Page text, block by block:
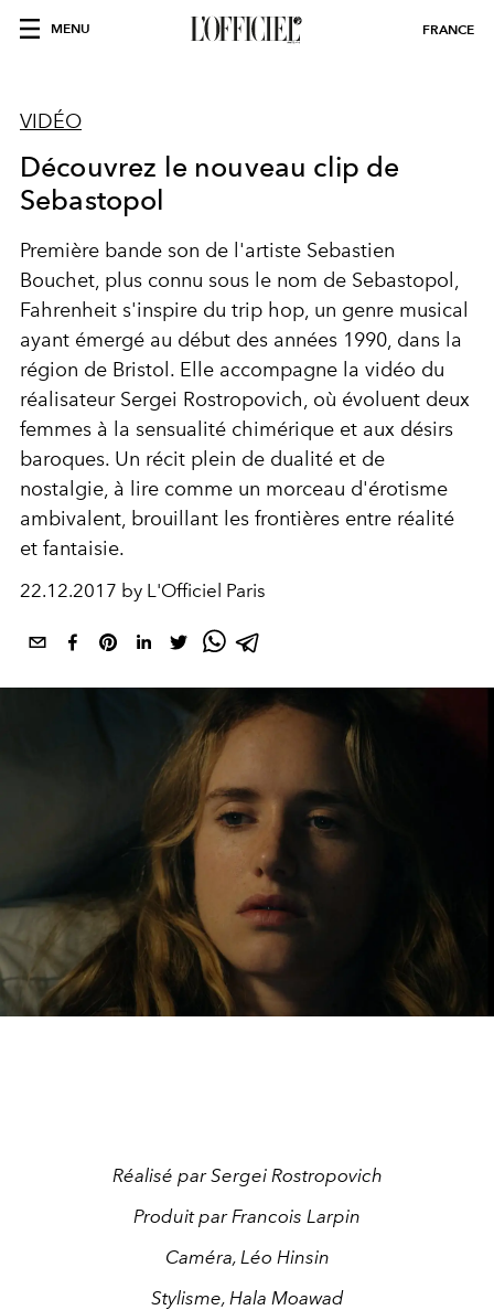
MENU FRANCE
VIDÉO
Découvrez le nouveau clip de
Sebastopol
Première bande son de l'artiste Sebastien
Bouchet, plus connu sous le nom de Sebastopol,
Fahrenheit s'inspire du trip hop, un genre musical
ayant émergé au début des années 1990, dans la
région de Bristol. Elle accompagne la vidéo du
réalisateur Sergei Rostropovich, où évoluent deux
femmes à la sensualité chimérique et aux désirs
baroques. Un récit plein de dualité et de
nostalgie, à lire comme un morceau d'érotisme
ambivalent, brouillant les frontières entre réalité
et fantaisie.
22.12.2017 by L'Officiel Paris
Réalisé par Sergei Rostropovich
Produit par Francois Larpin
Caméra, Léo Hinsin
Stylisme, Hala Moawad